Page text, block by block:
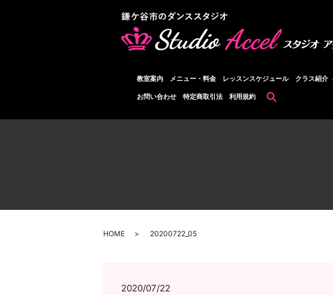
教室案内 メニュー・料金 レッスンスケジュール クラス紹介
お問い合わせ 特定商取引法 利用規約
HOME 20200722_05
2020/07/22